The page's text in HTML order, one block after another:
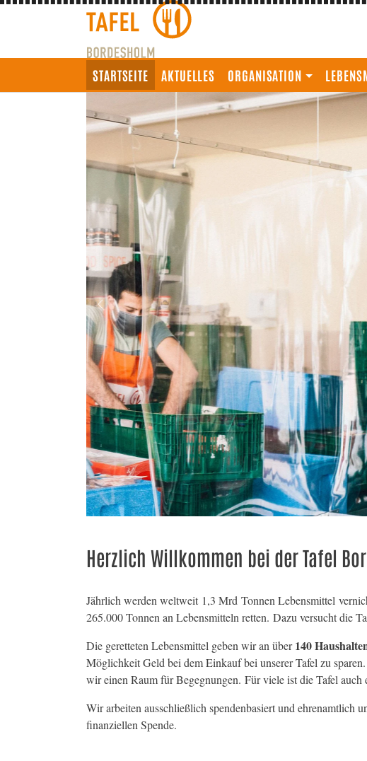
STARTSEITE AKTUELLES ORGANISATION
Warenausgabe immer Freitags
Anmeldunung nur nach Vereinbarung
Warenausgabe
Previous
Herzlich Willkommen bei der Tafel
Jährlich werden weltweit 1,3 Mrd Tonnen Lebensmittel
265.000 Tonnen an Lebensmitteln retten. Dazu versucht die
Die geretteten Lebensmittel geben wir an über140
Möglichkeit Geld bei dem Einkauf bei unserer Tafel zu
wir einen Raum für Begegnungen. Für viele ist die Tafel
Wir arbeiten ausschließlich spendenbasiert und ehrenamtlich
finanziellen Spende.